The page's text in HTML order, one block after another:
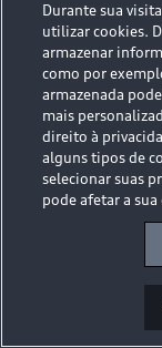
Tecnologias Audi
Audi Collection
Políticas de
Aviso Legal
Sala de
Durante sua
utilizar cookies.
armazenar
como por
armazenada
mais
direito à
alguns tipos de
selecionar suas
pode afetar a